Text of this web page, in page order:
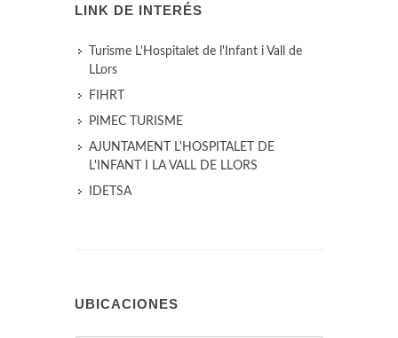
LINK DE INTERÉS
Turisme L'Hospitalet de l'Infant i Vall de
LLors
FIHRT
PIMEC TURISME
AJUNTAMENT L'HOSPITALET DE
L'INFANT I LA VALL DE LLORS
IDETSA
UBICACIONES